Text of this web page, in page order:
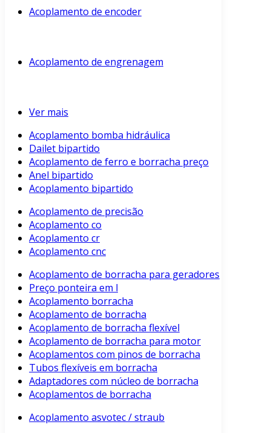
Acoplamento de encoder
Acoplamento de engrenagem
Ver mais
Acoplamento bomba hidráulica
Dailet bipartido
Acoplamento de ferro e borracha preço
Anel bipartido
Acoplamento bipartido
Acoplamento de precisão
Acoplamento co
Acoplamento cr
Acoplamento cnc
Acoplamento de borracha para geradores
Preço ponteira em l
Acoplamento borracha
Acoplamento de borracha
Acoplamento de borracha flexível
Acoplamento de borracha para motor
Acoplamentos com pinos de borracha
Tubos flexíveis em borracha
Adaptadores com núcleo de borracha
Acoplamentos de borracha
Acoplamento asvotec / straub